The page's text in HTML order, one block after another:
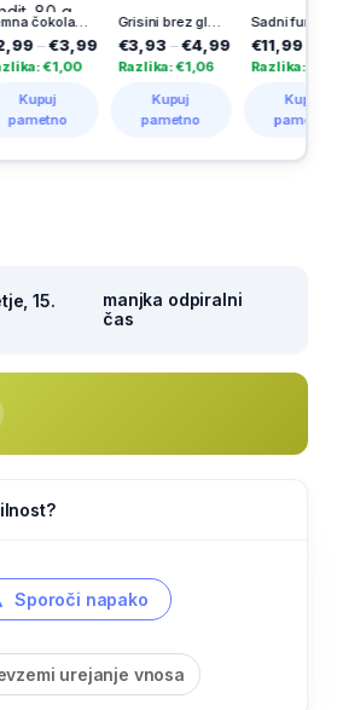
Temna čokolada s pomarančo, brez dodanega sladkorja, Kandit, 80 g
€3,99
Grisini brez glutena, Schar, 150 g
€3,93 –€4,99
Razlika: €1,06
pametno
Sadni funkcionalni bonboni Multi + Immune Junior, Medex, 60/1
€11,99–€19,99
Razlika: €8,00
pametno
15.
manjka odpiralni
čas
Sporoči napako
urejanje vnosa